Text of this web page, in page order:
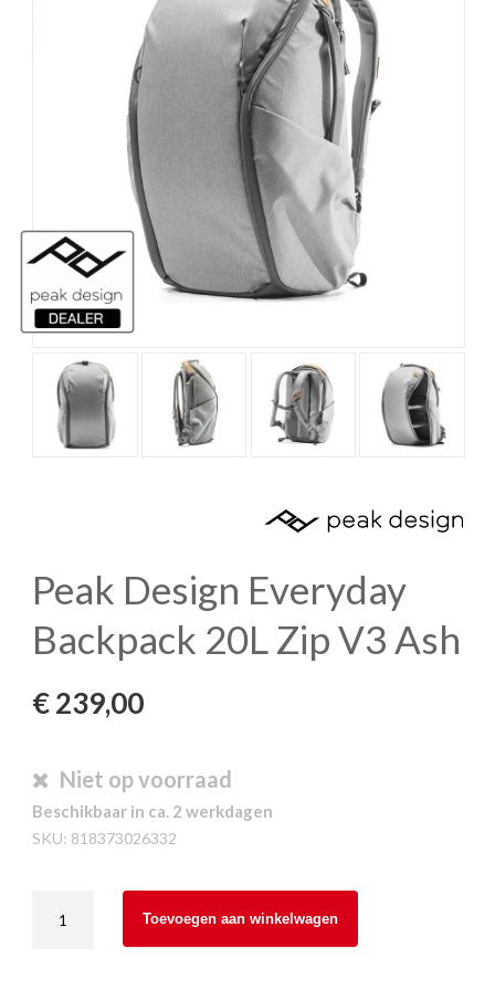
Peak Design Everyday
Backpack 20L Zip V3 Ash
€239,00
Niet op voorraad
Beschikbaar in ca. 2 werkdagen
SKU: 818373026332
Design
Toevoegen aan winkelwagen